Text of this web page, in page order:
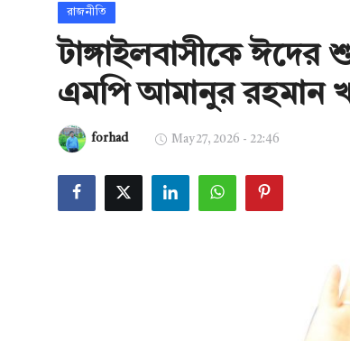
Contact
আন্তর্জাতিক
রাজনীতি
​টাঙ্গাইলবাসীকে ঈদের
এমপি আমানুর রহমান
forhad May 27, 2026 - 22:46